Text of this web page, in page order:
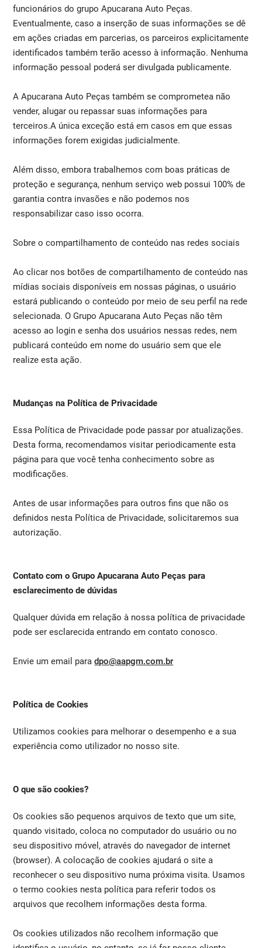
funcionários do grupo Apucarana Auto Peças.
Eventualmente, caso a inserção de suas informações se dê
em ações criadas em parcerias, os parceiros explicitamente
identificados também terão acesso à informação. Nenhuma
informação pessoal poderá ser divulgada publicamente.
A Apucarana Auto Peças também se comprometea não
vender, alugar ou repassar suas informações para
terceiros.A única exceção está em casos em que essas
informações forem exigidas judicialmente.
Além disso, embora trabalhemos com boas práticas de
proteção e segurança, nenhum serviço web possui 100% de
garantia contra invasões e não podemos nos
responsabilizar caso isso ocorra.
Sobre o compartilhamento de conteúdo nas redes sociais
Ao clicar nos botões de compartilhamento de conteúdo nas
mídias sociais disponíveis em nossas páginas, o usuário
estará publicando o conteúdo por meio de seu perfil na rede
selecionada. O Grupo Apucarana Auto Peças não têm
acesso ao login e senha dos usuários nessas redes, nem
publicará conteúdo em nome do usuário sem que ele
realize esta ação.
Mudanças na Política de Privacidade
Essa Política de Privacidade pode passar por atualizações.
Desta forma, recomendamos visitar periodicamente esta
página para que você tenha conhecimento sobre as
modificações.
Antes de usar informações para outros fins que não os
definidos nesta Política de Privacidade, solicitaremos sua
autorização.
Contato com o Grupo Apucarana Auto Peças para
esclarecimento de dúvidas
Qualquer dúvida em relação à nossa política de privacidade
pode ser esclarecida entrando em contato conosco.
Envie um email paradpo@aapgm.com.br
Política de Cookies
Utilizamos cookies para melhorar o desempenho e a sua
experiência como utilizador no nosso site.
O que são cookies?
Os cookies são pequenos arquivos de texto que um site,
quando visitado, coloca no computador do usuário ou no
seu dispositivo móvel, através do navegador de internet
(browser). A colocação de cookies ajudará o site a
reconhecer o seu dispositivo numa próxima visita. Usamos
o termo cookies nesta política para referir todos os
arquivos que recolhem informações desta forma.
Os cookies utilizados não recolhem informação que